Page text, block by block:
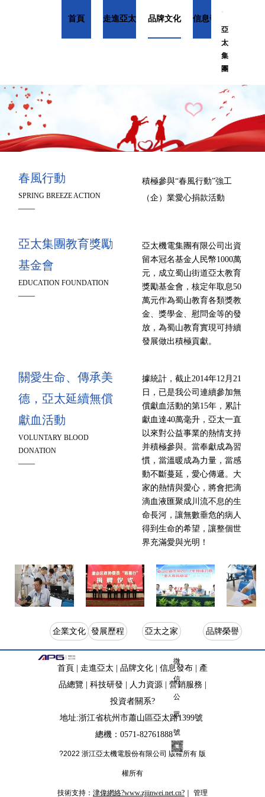
首頁 走進亞太 品牌文化 信息發布
亞
太
集
團
春風行動
SPRING BREEZE ACTION
——
積極參與“春風行動”強工
（企）業愛心捐款活動
亞太集團教育獎勵
基金會
EDUCATION FOUNDATION
——
亞太機電集團有限公司出資
留本冠名基金人民幣1000萬
元，成立蜀山街道亞太教育
獎勵基金會，核定年取息50
萬元作為蜀山教育各類獎教
金、獎學金、慰問金等的發
放，為蜀山教育實現可持續
發展做出積極貢獻。
關愛生命、傳承美
德，亞太延續無償
獻血活動
VOLUNTARY BLOOD
DONATION
——
據統計，截止2014年12月21
日，已是我公司連續參加無
償獻血活動的第15年，累計
獻血達40萬毫升，亞太一直
以來對公益事業的熱情支持
并積極參與。當奉獻成為習
慣，當溫暖成為力量，當感
動不斷蔓延，愛心傳遞。大
家的熱情與愛心，將會把滴
滴血液匯聚成川流不息的生
命長河，讓無數垂危的病人
得到生命的希望，讓整個世
界充滿愛與光明！
企業文化 發展歷程 亞太之家 品牌榮譽
首頁 走進亞太 品牌文化 信息發布
產
品總覽
科技研發 人力資源 營銷服務
投資者關系?
地址:浙江省杭州市蕭山區亞太路1399號
總機：0571-82761888
?2022 浙江亞太機電股份有限公司 版權所有 版
權所有
技術支持： 津偉網絡?www.zjjinwei.net.cn? 管理
微
信
公
眾
號